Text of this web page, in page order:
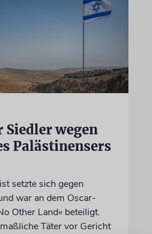
wegen
Palästinensers
setzte sich gegen
war an dem Oscar-
Other Land« beteiligt.
Täter vor Gericht